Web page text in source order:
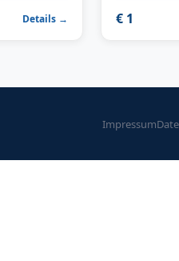
Details → € 1
Impressum